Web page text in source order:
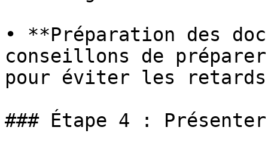
• **Préparation des
conseillons de préparer
pour éviter les
### Étape 4 :